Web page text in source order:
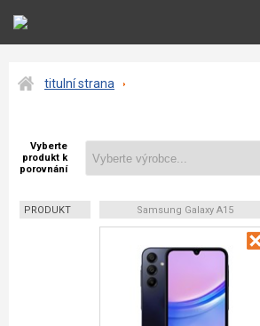
titulní strana
Vyberte
produkt k
porovnání
PRODUKT Samsung Galaxy A15